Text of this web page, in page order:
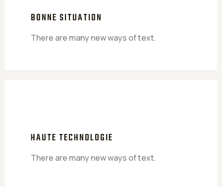
BONNE SITUATION
There are many new ways of text.
HAUTE TECHNOLOGIE
There are many new ways of text.